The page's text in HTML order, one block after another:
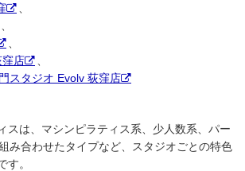
店
スタジオ Evolv 荻窪店
スは、マシンピラティス系、少人数系、パー
み合わせたタイプなど、スタジオごとの特色
す。